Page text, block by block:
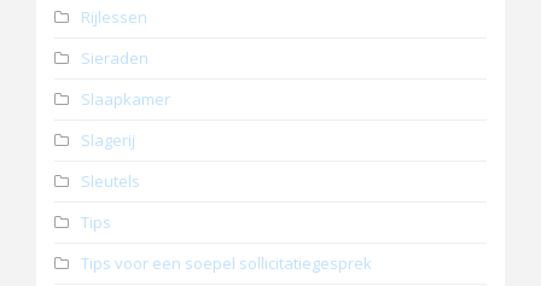
Rijlessen
Sieraden
Slaapkamer
Slagerij
Sleutels
Tips
Tips voor een soepel sollicitatiegesprek